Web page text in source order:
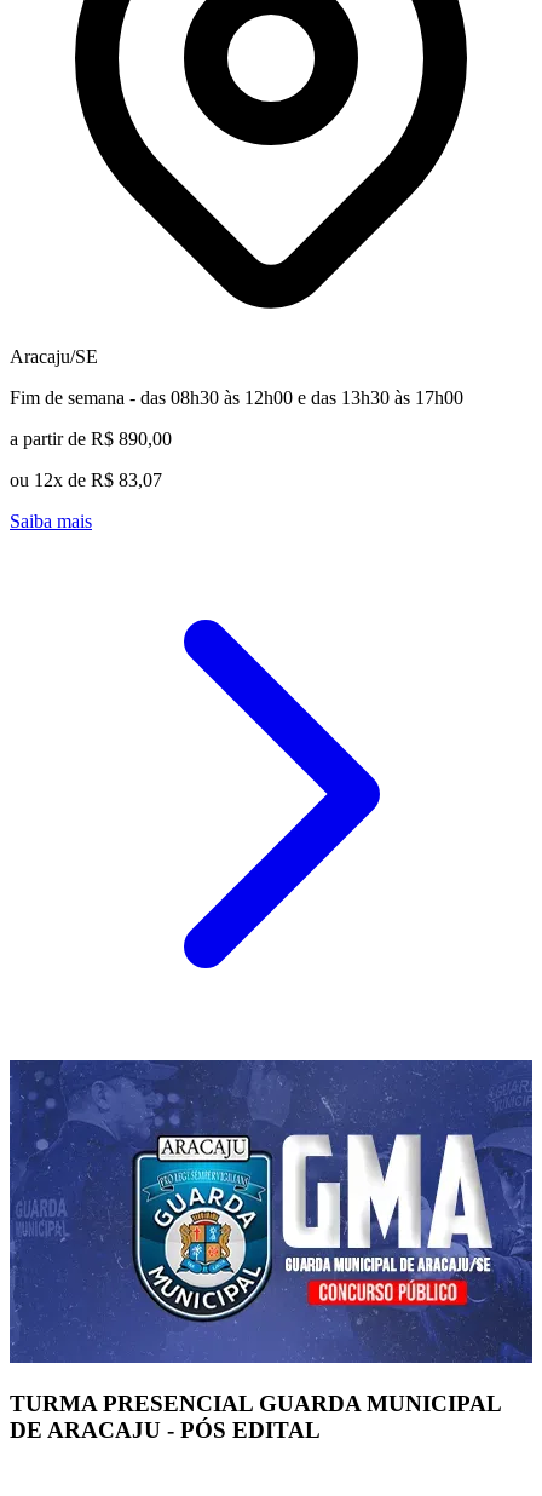
Aracaju/SE
Fim de semana - das 08h30 às 12h00 e das 13h30 às 17h00
a partir de R$ 890,00
ou 12x de R$ 83,07
Saiba mais
TURMA PRESENCIAL GUARDA MUNICIPAL
DE ARACAJU - PÓS EDITAL